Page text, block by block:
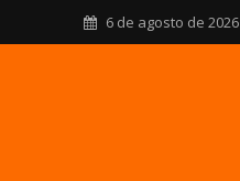
6 de agosto de 2026